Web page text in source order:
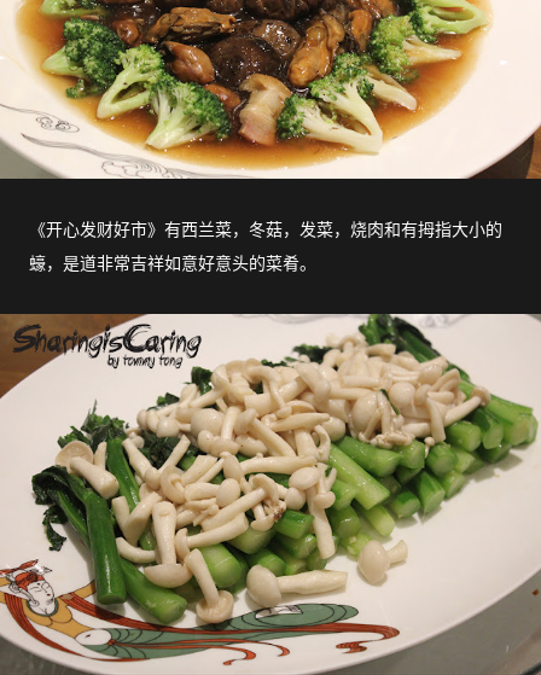
《开心发财好市》有西兰菜，冬菇，发菜，烧肉和有拇指大小的
蠔，是道非常吉祥如意好意头的菜肴。